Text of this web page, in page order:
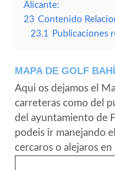
Alicante:
23 Contenido
23.1 Publicaciones
MAPA DE GOLF
Aqui os dejamos el
carreteras como del
del ayuntamiento de
podeis ir manejando
cercaros o alejaros en